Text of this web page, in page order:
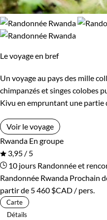
Le voyage en bref
Un voyage au pays des mille
chimpanzés et singes colobes
Kivu en empruntant une partie
Voir le voyage
Rwanda En groupe
3,95 / 5
10 jours Randonnée et
Randonnée Rwanda Prochain
partir de 5 460 $CAD / pers.
Carte
Détails